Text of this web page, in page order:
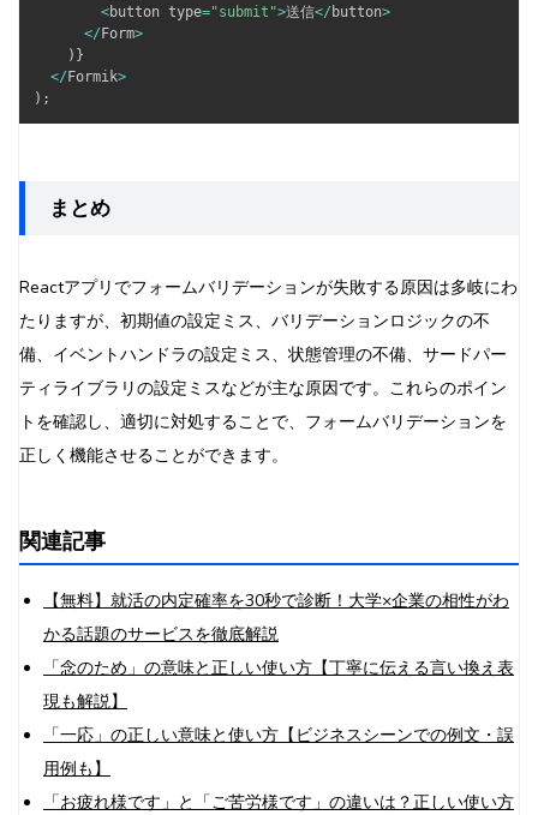
<button type="submit">送信</ button>
</Form>
) }
</Formik>
) ;
まとめ
Reactアプリでフォームバリデーションが失敗する原因は多岐にわ
たりますが、初期値の設定ミス、バリデーションロジックの不
備、イベントハンドラの設定ミス、状態管理の不備、サードパー
ティライブラリの設定ミスなどが主な原因です。これらのポイン
トを確認し、適切に対処することで、フォームバリデーションを
正しく機能させることができます。
関連記事
【無料】就活の内定確率を30秒で診断！大学×企業の相性がわ
かる話題のサービスを徹底解説
「念のため」の意味と正しい使い方【丁寧に伝える言い換え表
現も解説】
「一応」の正しい意味と使い方【ビジネスシーンでの例文・誤
用例も】
「お疲れ様です」と「ご苦労様です」の違いは？正しい使い方